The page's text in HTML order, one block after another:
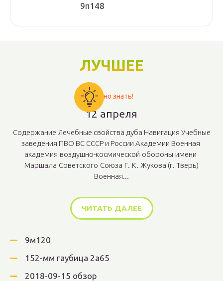
9п148
ЛУЧШЕЕ
Важно знать!
12 апреля
Содержание Лечебные свойства дуба Навигация Учебные
заведения ПВО ВС СССР и России Академии Военная
академия воздушно-космической обороны имени
Маршала Советского Союза Г. К. Жукова (г. Тверь)
Военная...
ЧИТАТЬ ДАЛЕЕ
9м120
152-мм гаубица 2а65
2018-09-15 обзор